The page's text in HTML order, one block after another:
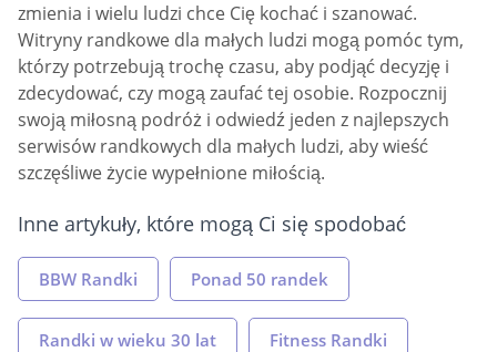
zmienia i wielu ludzi chce Cię kochać i szanować.
Witryny randkowe dla małych ludzi mogą pomóc tym,
którzy potrzebują trochę czasu, aby podjąć decyzję i
zdecydować, czy mogą zaufać tej osobie. Rozpocznij
swoją miłosną podróż i odwiedź jeden z najlepszych
serwisów randkowych dla małych ludzi, aby wieść
szczęśliwe życie wypełnione miłością.
Inne artykuły, które mogą Ci się spodobać
BBW Randki Ponad 50 randek
Randki w wieku 30 lat Fitness Randki